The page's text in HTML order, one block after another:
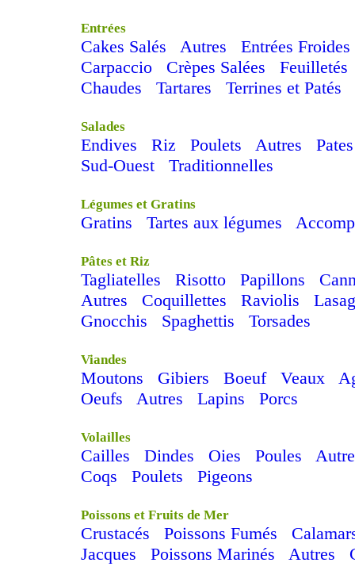
Entrées
Cakes Salés Autres
Entrées Froides
Carpaccio
Crèpes Salées
Feuilletés
Chaudes
Tartares Terrines et Patés
Salades
Endives Riz Poulets Autres
Pates
Sud-Ouest
Traditionnelles
Légumes et Gratins
Gratins Tartes aux légumes
Pâtes et Riz
Tagliatelles Risotto Papillons
Autres
Coquillettes Raviolis
Gnocchis
Spaghettis Torsades
Viandes
Moutons Gibiers Boeuf Veaux
Oeufs
Autres Lapins Porcs
Volailles
Cailles Dindes Oies Poules
Coqs
Poulets Pigeons
Poissons et Fruits de Mer
Crustacés Poissons Fumés
Jacques
Poissons Marinés Autres